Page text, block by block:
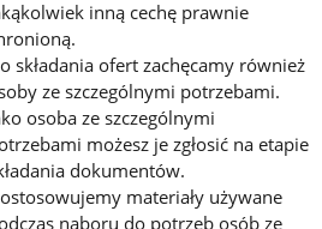
inną cechę prawnie
składania ofert zachęcamy również
ze szczególnymi potrzebami.
osoba ze szczególnymi
możesz je zgłosić na etapie
dokumentów.
materiały używane
naboru do potrzeb osób ze